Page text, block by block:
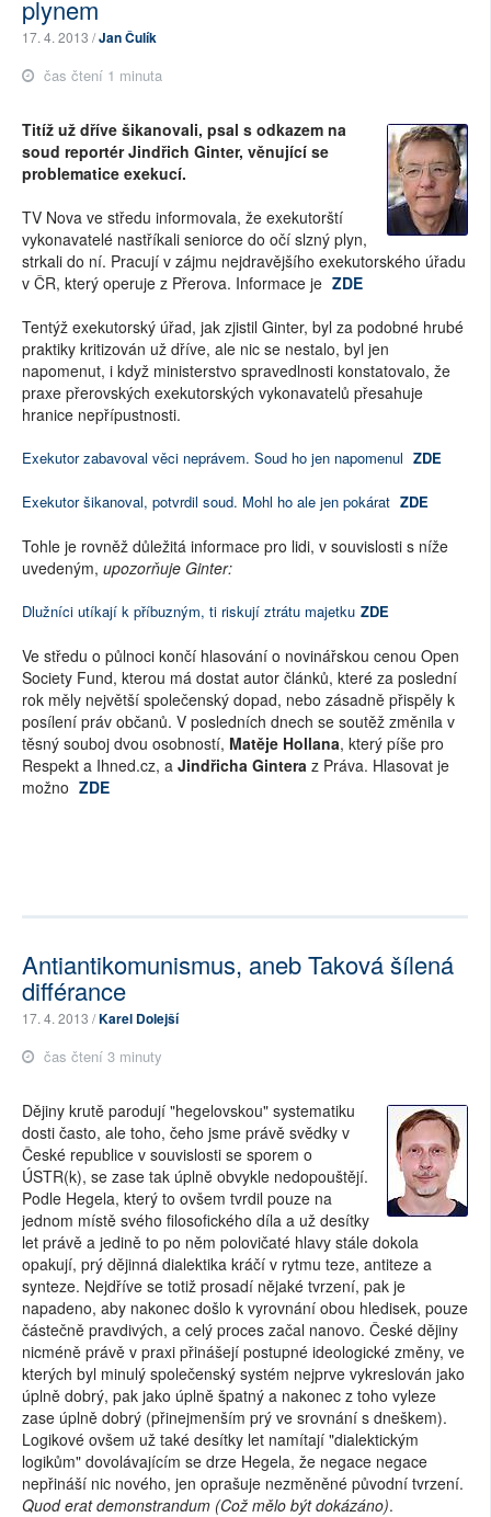
plynem
17. 4. 2013 /Jan Čulík
čas čtení 1 minuta
Titíž už dříve šikanovali, psal s odkazem na
soud reportér Jindřich Ginter, věnující se
problematice exekucí.
TV Nova ve středu informovala, že exekutorští
vykonavatelé nastříkali seniorce do očí slzný plyn,
strkali do ní. Pracují v zájmu nejdravějšího exekutorského úřadu
v ČR, který operuje z Přerova. Informace je ZDE
Tentýž exekutorský úřad, jak zjistil Ginter, byl za podobné hrubé
praktiky kritizován už dříve, ale nic se nestalo, byl jen
napomenut, i když ministerstvo spravedlnosti konstatovalo, že
praxe přerovských exekutorských vykonavatelů přesahuje
hranice nepřípustnosti.
Exekutor zabavoval věci neprávem. Soud ho jen napomenul ZDE
Exekutor šikanoval, potvrdil soud. Mohl ho ale jen pokárat ZDE
Tohle je rovněž důležitá informace pro lidi, v souvislosti s níže
uvedeným, upozorňuje Ginter:
Dlužníci utíkají k příbuzným, ti riskují ztrátu majetku ZDE
Ve středu o půlnoci končí hlasování o novinářskou cenou Open
Society Fund, kterou má dostat autor článků, které za poslední
rok měly největší společenský dopad, nebo zásadně přispěly k
posílení práv občanů. V posledních dnech se soutěž změnila v
těsný souboj dvou osobností, Matěje Hollana, který píše pro
Respekt a Ihned.cz, a Jindřicha Gintera z Práva. Hlasovat je
možno ZDE
Antiantikomunismus, aneb Taková šílená
différance
17. 4. 2013 /Karel Dolejší
čas čtení 3 minuty
Dějiny krutě parodují "hegelovskou" systematiku
dosti často, ale toho, čeho jsme právě svědky v
České republice v souvislosti se sporem o
ÚSTR(k), se zase tak úplně obvykle nedopouštějí.
Podle Hegela, který to ovšem tvrdil pouze na
jednom místě svého filosofického díla a už desítky
let právě a jedině to po něm polovičaté hlavy stále dokola
opakují, prý dějinná dialektika kráčí v rytmu teze, antiteze a
synteze. Nejdříve se totiž prosadí nějaké tvrzení, pak je
napadeno, aby nakonec došlo k vyrovnání obou hledisek, pouze
částečně pravdivých, a celý proces začal nanovo. České dějiny
nicméně právě v praxi přinášejí postupné ideologické změny, ve
kterých byl minulý společenský systém nejprve vykreslován jako
úplně dobrý, pak jako úplně špatný a nakonec z toho vyleze
zase úplně dobrý (přinejmenším prý ve srovnání s dneškem).
Logikové ovšem už také desítky let namítají "dialektickým
logikům" dovolávajícím se drze Hegela, že negace negace
nepřináší nic nového, jen oprašuje nezměněné původní tvrzení.
Quod erat demonstrandum (Což mělo být dokázáno).